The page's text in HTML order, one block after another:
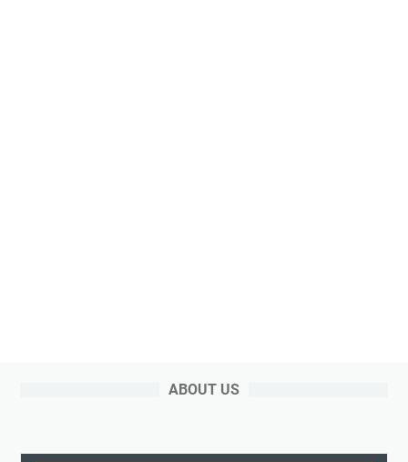
ABOUT US